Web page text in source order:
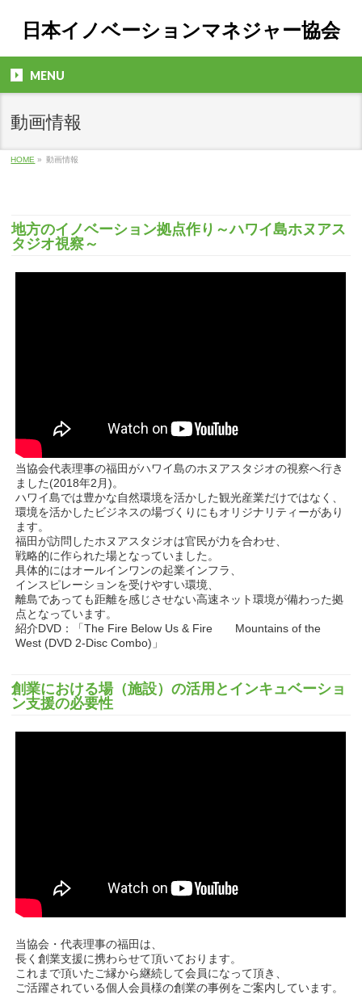
日本イノベーションマネジャー協会
MENU
動画情報
HOME » 動画情報
地方のイノベーション拠点作り～ハワイ島ホヌアス
タジオ視察～
当協会代表理事の福田がハワイ島のホヌアスタジオの視察へ行き
ました(2018年2月)。
ハワイ島では豊かな自然環境を活かした観光産業だけではなく、
環境を活かしたビジネスの場づくりにもオリジナリティーがあり
ます。
福田が訪問したホヌアスタジオは官民が力を合わせ、
戦略的に作られた場となっていました。
具体的にはオールインワンの起業インフラ、
インスピレーションを受けやすい環境、
離島であっても距離を感じさせない高速ネット環境が備わった拠
点となっています。
紹介DVD：「The Fire Below Us & Fire Mountains of the
West (DVD 2-Disc Combo)」
創業における場（施設）の活用とインキュベーショ
ン支援の必要性
当協会・代表理事の福田は、
長く創業支援に携わらせて頂いております。
これまで頂いたご縁から継続して会員になって頂き、
ご活躍されている個人会員様の創業の事例をご案内しています。